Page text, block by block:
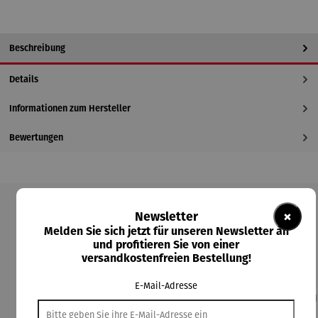
Beschreibung
Details
Informationen zum Hersteller
Bewertungen
Kunden kauften auch
×
Newsletter
Melden Sie sich jetzt für unseren Newsletter an
und profitieren Sie von einer
versandkostenfreien Bestellung!
E-Mail-Adresse